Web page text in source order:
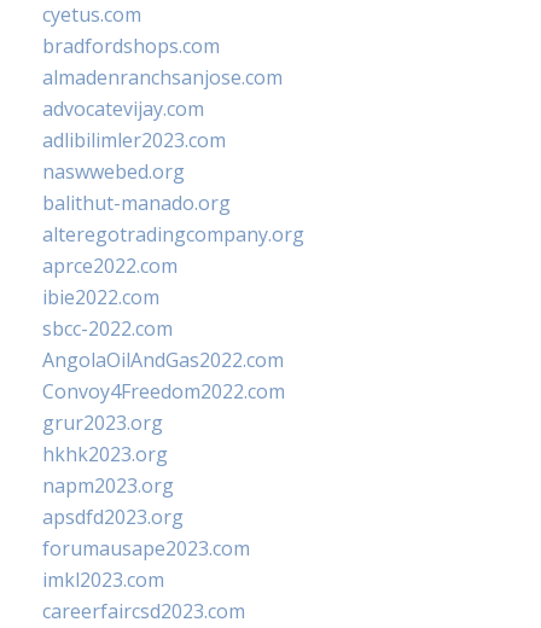
cyetus.com
bradfordshops.com
almadenranchsanjose.com
advocatevijay.com
adlibilimler2023.com
naswwebed.org
balithut-manado.org
alteregotradingcompany.org
aprce2022.com
ibie2022.com
sbcc-2022.com
AngolaOilAndGas2022.com
Convoy4Freedom2022.com
grur2023.org
hkhk2023.org
napm2023.org
apsdfd2023.org
forumausape2023.com
imkl2023.com
careerfaircsd2023.com